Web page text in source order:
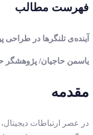
فهرست مطالب
آینده‌ی تلنگرها در
یاسمن حاجیان/ پژوهشگر
مقدمه
در عصر ارتباطات